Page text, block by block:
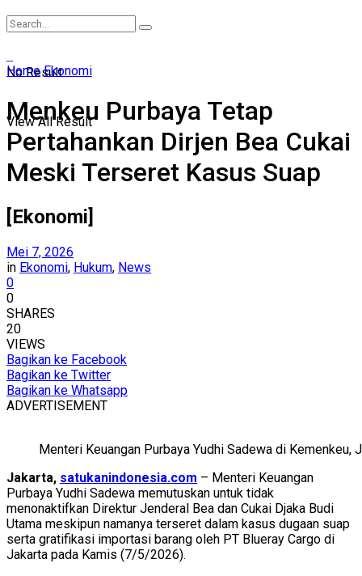
No Result
View All Result
Home Ekonomi
Menkeu Purbaya Tetap
Pertahankan Dirjen Bea Cukai
Meski Terseret Kasus Suap
[Ekonomi]
Mei 7, 2026
in Ekonomi, Hukum, News
0
0
SHARES
20
VIEWS
Bagikan ke Facebook
Bagikan ke Twitter
Bagikan ke Whatsapp
ADVERTISEMENT
Menteri Keuangan Purbaya Yudhi Sadewa di
Jakarta, satukanindonesia.com – Menteri Keuangan
Purbaya Yudhi Sadewa memutuskan untuk tidak
menonaktifkan Direktur Jenderal Bea dan Cukai Djaka Budi
Utama meskipun namanya terseret dalam kasus dugaan suap
serta gratifikasi importasi barang oleh PT Blueray Cargo di
Jakarta pada Kamis (7/5/2026).